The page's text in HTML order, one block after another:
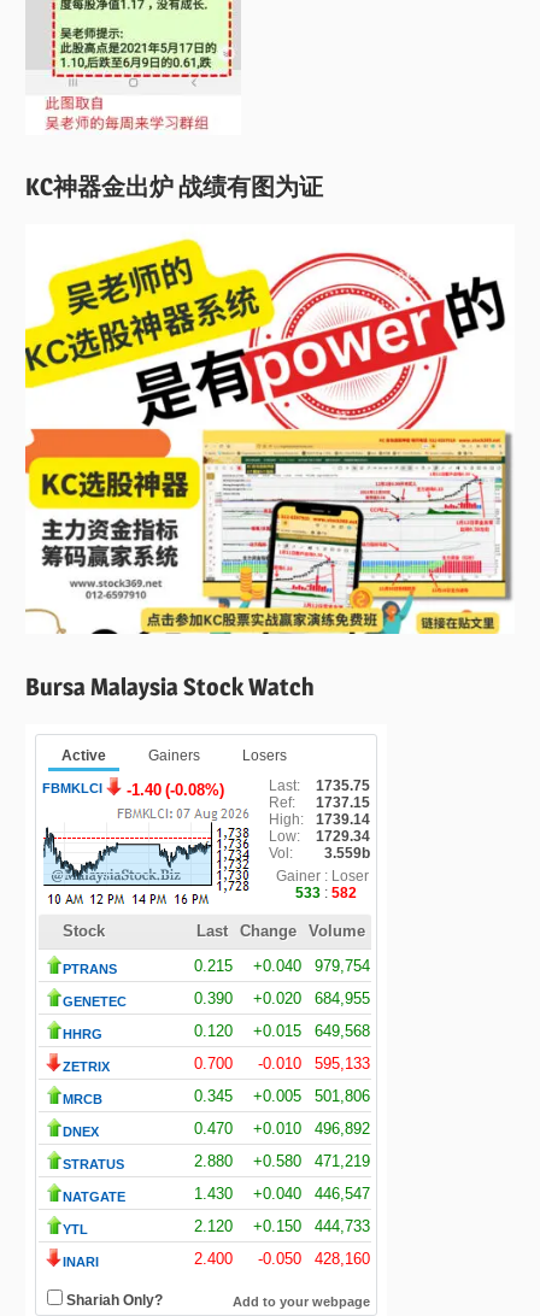
KC神器金出炉 战绩有图为证
Bursa Malaysia Stock Watch